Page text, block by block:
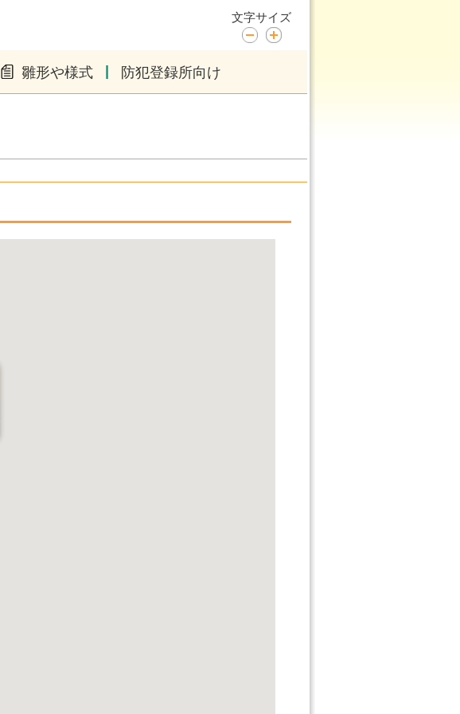
文字サイズ
雛形や様式 防犯登録所向け